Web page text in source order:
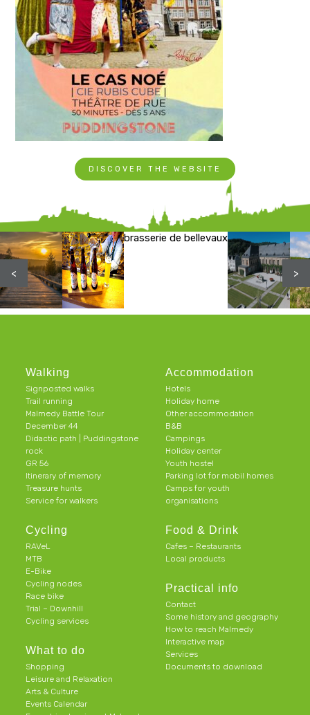
DISCOVER THE WEBSITE
brasserie de bellevaux
< >
Walking
Signposted walks
Trail running
Malmedy Battle Tour
December 44
Didactic path | Puddingstone
rock
GR 56
Itinerary of memory
Treasure hunts
Service for walkers
Cycling
RAVeL
MTB
E-Bike
Cycling nodes
Race bike
Trial – Downhill
Cycling services
What to do
Shopping
Leisure and Relaxation
Arts & Culture
Events Calendar
Accommodation
Hotels
Holiday home
Other accommodation
B&B
Campings
Holiday center
Youth hostel
Parking lot for mobil homes
Camps for youth
organisations
Food & Drink
Cafes – Restaurants
Local products
Practical info
Contact
Some history and geography
How to reach Malmedy
Interactive map
Services
Documents to download